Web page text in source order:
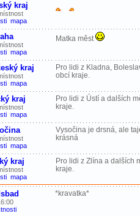
kraj
mapa
mapa
Matka měst
kraj
mapa
Pro lidi z Kladna,
obcí kraje.
kraj
mapa
Pro lidi z Ústí a dalších
kraje.
mapa
Vysočina je drsná, ale
krásná
kraj
mapa
Pro lidi z Zlína a dalších
kraje.
*kravatka*